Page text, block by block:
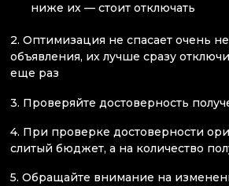
ниже их — стоит отключать
2. Оптимизация не спасает очень
объявления, их лучше сразу
еще раз
3. Проверяйте достоверность
4. При проверке достоверности
слитый бюджет, а на количество
5. Обращайте внимание на